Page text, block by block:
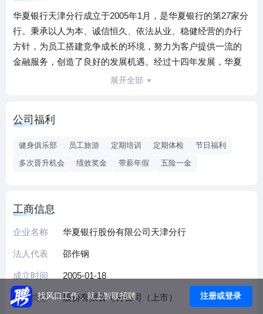
华夏银行天津分行成立于2005年1月，是华夏银行的第27家分
行。秉承以人为本、诚信恒久、依法从业、稳健经营的办行
方针，为员工搭建竞争成长的环境，努力为客户提供一流的
金融服务，创造了良好的发展机遇。经过十四年发展，华夏
银行天津分行拥有26家营业网点，覆盖天津市市内六区以及
展开全部
公司福利
健身俱乐部 员工旅游 定期培训 定期体检
节日福利
多次晋升机会
绩效奖金 带薪年假 五险一金
工商信息
企业名称 华夏银行股份有限公司天津分行
法人代表 邵作钢
成立时间 2005-01-18
企业类型 股份有限公司分公司（上市）
找风口工作，就上智联招聘 注册或登录